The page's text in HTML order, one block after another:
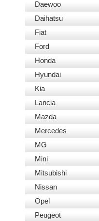
Daewoo
Daihatsu
Fiat
Ford
Honda
Hyundai
Kia
Lancia
Mazda
Mercedes
MG
Mini
Mitsubishi
Nissan
Opel
Peugeot